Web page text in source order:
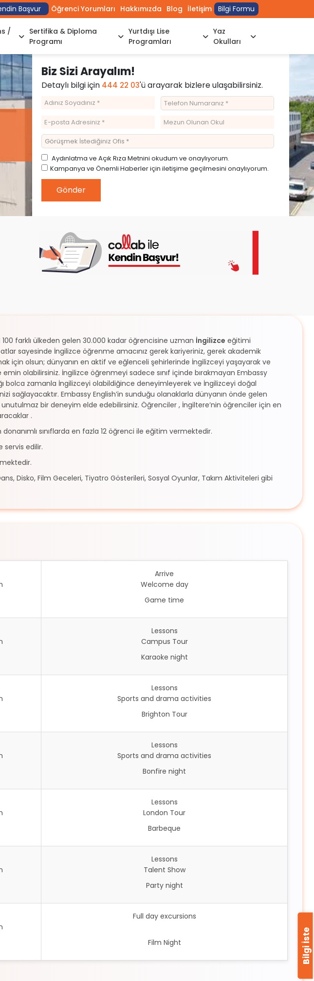
Başvur Öğrenci Yorumları Hakkımızda Blog İletişim Bilgi Formu
/
Sertifika & Diploma
Programı
Yurtdışı Lise
Programları
Yaz
Okulları
Biz Sizi Arayalım!
Detaylı bilgi için 444 22 03'ü arayarak bizlere ulaşabilirsiniz.
Aydınlatma ve Açık Rıza Metnini okudum ve onaylıyorum.
Kampanya ve Önemli Haberler için iletişime geçilmesini onaylıyorum.
Gönder
100 farklı ülkeden gelen 30.000 kadar öğrencisine uzman İngilizce eğitimi
sayesinde İngilizce öğrenme amacınız gerek kariyeriniz, gerek akademik
için olsun; dünyanın en aktif ve eğlenceli şehirlerinde İngilizceyi yaşayarak ve
olabilirsiniz. İngilizce öğrenmeyi sadece sınıf içinde bırakmayan Embassy
bolca zamanla İngilizceyi olabildiğince deneyimleyerek ve İngilizceyi doğal
sağlayacaktır. Embassy English’in sunduğu olanaklarla dünyanın önde gelen
bir deneyim elde edebilirsiniz. Öğrenciler , İngiltere’nin öğrenciler için en
.
sınıflarda en fazla 12 öğrenci ile eğitim vermektedir.
servis edilir.
Disko, Film Geceleri, Tiyatro Gösterileri, Sosyal Oyunlar, Takım Aktiviteleri gibi
Arrive
Welcome day
Game time
Lessons
Campus Tour
Karaoke night
Lessons
Sports and drama activities
Brighton Tour
Lessons
Sports and drama activities
Bonfire night
Lessons
London Tour
Barbeque
Lessons
Talent Show
Party night
Full day excursions
Film Night Bilgi İste